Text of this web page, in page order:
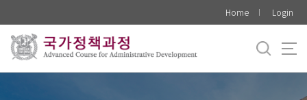
로
메
Home Login